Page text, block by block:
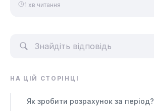
1 хв читання
НА ЦІЙ СТОРІНЦІ
Як зробити розрахунок за період?